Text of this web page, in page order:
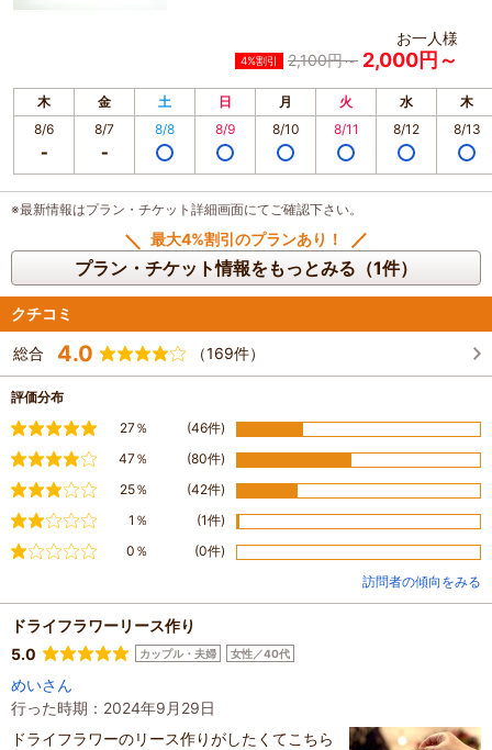
お一人様
4%割引 2,100円～ 2,000円～
木 金 土 日 月 火 水
木
8/6
8/7 8/8 8/9 8/10 8/11 8/12 8/13
※最新情報はプラン・チケット詳細画面にてご確認下さい。
最大4%割引のプランあり！
プラン・チケット情報をもっとみる（1件）
クチコミ
総合 4.0 （169件）
評価分布
満足27％ (46件)
やや満足
47％ (80件)
普通25％ (42件)
やや不満
1％ (1件)
不満0％
(0件)
訪問者の傾向をみる
ドライフラワーリース作り
5.0
カップル・夫婦 女性／40代
めいさん
行った時期：2024年9月29日
ドライフラワーのリース作りがしたくてこちら